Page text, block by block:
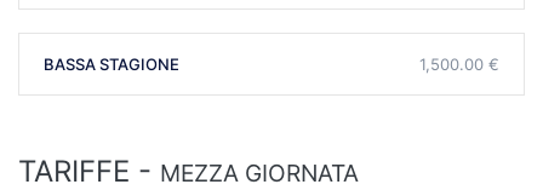
BASSA STAGIONE 1,500.00 €
TARIFFE - MEZZA GIORNATA